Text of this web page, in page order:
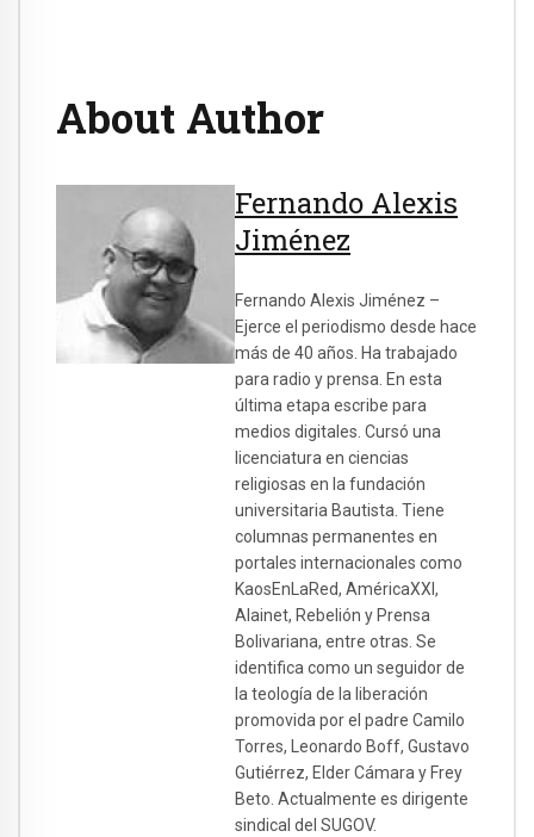
About Author
Fernando Alexis
Jiménez
Fernando Alexis Jiménez –
Ejerce el periodismo desde hace
más de 40 años. Ha trabajado
para radio y prensa. En esta
última etapa escribe para
medios digitales. Cursó una
licenciatura en ciencias
religiosas en la fundación
universitaria Bautista. Tiene
columnas permanentes en
portales internacionales como
KaosEnLaRed, AméricaXXI,
Alainet, Rebelión y Prensa
Bolivariana, entre otras. Se
identifica como un seguidor de
la teología de la liberación
promovida por el padre Camilo
Torres, Leonardo Boff, Gustavo
Gutiérrez, Elder Cámara y Frey
Beto. Actualmente es dirigente
sindical del SUGOV.